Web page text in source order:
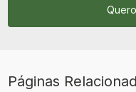
Páginas